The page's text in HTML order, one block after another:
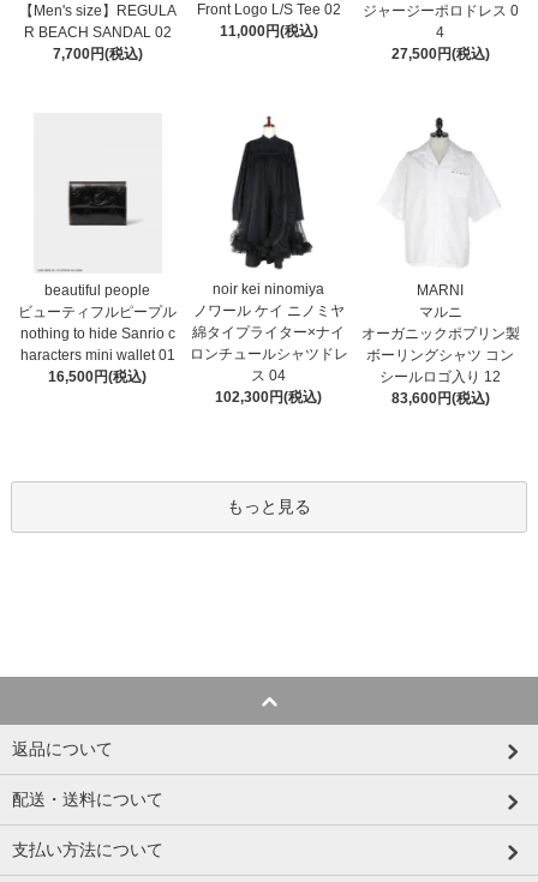
【Men's size】REGULA
R BEACH SANDAL 02
7,700円(税込)
Front Logo L/S Tee 02
11,000円(税込)
ジャージーポロドレス 0
4
27,500円(税込)
beautiful people
ビューティフルピープル
nothing to hide Sanrio c
haracters mini wallet⁠ 01
16,500円(税込)
noir kei ninomiya
ノワール ケイ ニノミヤ
綿タイプライター×ナイ
ロンチュールシャツドレ
ス 04
102,300円(税込)
MARNI
マルニ
オーガニックポプリン製
ボーリングシャツ コン
シールロゴ入り 12
83,600円(税込)
もっと見る
返品について
配送・送料について
支払い方法について